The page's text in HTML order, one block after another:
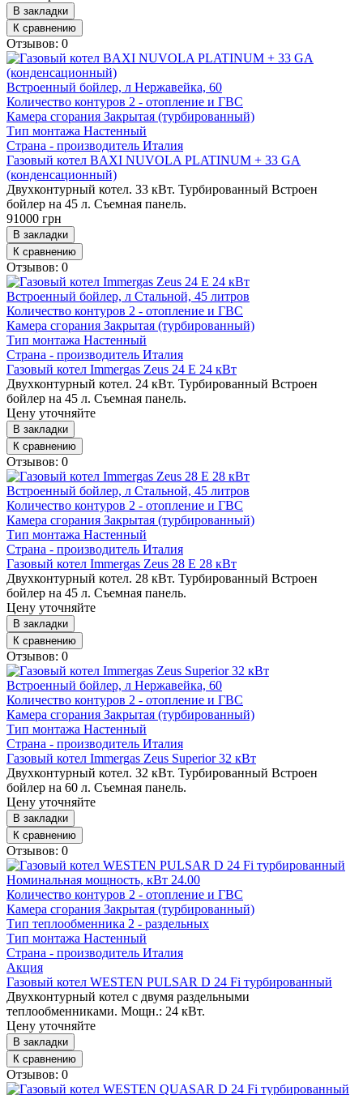
В закладки
К сравнению
Отзывов: 0
Встроенный бойлер, л Нержавейка, 60
Количество контуров 2 - отопление и ГВС
Камера сгорания Закрытая (турбированный)
Тип монтажа Настенный
Страна - производитель Италия
Газовый котел BAXI NUVOLA PLATINUM + 33 GA
(конденсационный)
Двухконтурный котел. 33 кВт. Турбированный Встроен
бойлер на 45 л. Съемная панель.
91000 грн
В закладки
К сравнению
Отзывов: 0
Встроенный бойлер, л Стальной, 45 литров
Количество контуров 2 - отопление и ГВС
Камера сгорания Закрытая (турбированный)
Тип монтажа Настенный
Страна - производитель Италия
Газовый котел Immergas Zeus 24 E 24 кВт
Двухконтурный котел. 24 кВт. Турбированный Встроен
бойлер на 45 л. Съемная панель.
Цену уточняйте
В закладки
К сравнению
Отзывов: 0
Встроенный бойлер, л Стальной, 45 литров
Количество контуров 2 - отопление и ГВС
Камера сгорания Закрытая (турбированный)
Тип монтажа Настенный
Страна - производитель Италия
Газовый котел Immergas Zeus 28 E 28 кВт
Двухконтурный котел. 28 кВт. Турбированный Встроен
бойлер на 45 л. Съемная панель.
Цену уточняйте
В закладки
К сравнению
Отзывов: 0
Встроенный бойлер, л Нержавейка, 60
Количество контуров 2 - отопление и ГВС
Камера сгорания Закрытая (турбированный)
Тип монтажа Настенный
Страна - производитель Италия
Газовый котел Immergas Zeus Superior 32 кВт
Двухконтурный котел. 32 кВт. Турбированный Встроен
бойлер на 60 л. Съемная панель.
Цену уточняйте
В закладки
К сравнению
Отзывов: 0
Номинальная мощность, кВт 24.00
Количество контуров 2 - отопление и ГВС
Камера сгорания Закрытая (турбированный)
Тип теплообменника 2 - раздельных
Тип монтажа Настенный
Страна - производитель Италия
Акция
Газовый котел WESTEN PULSAR D 24 Fi турбированный
Двухконтурный котел с двумя раздельными
теплообменниками. Мощн.: 24 кВт.
Цену уточняйте
В закладки
К сравнению
Отзывов: 0